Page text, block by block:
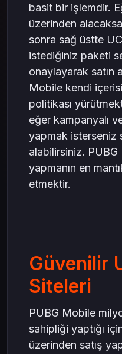
basit bir işlemdir.
üzerinden
sonra sağ üstte UC
istediğiniz paketi
onaylayarak satın
Mobile kendi
politikası
eğer kampanyalı
yapmak isterseniz
alabilirsiniz.
yapmanın en
etmektir.
Güvenilir
Siteleri
PUBG Mobile
sahipliği yaptığı
üzerinden satış